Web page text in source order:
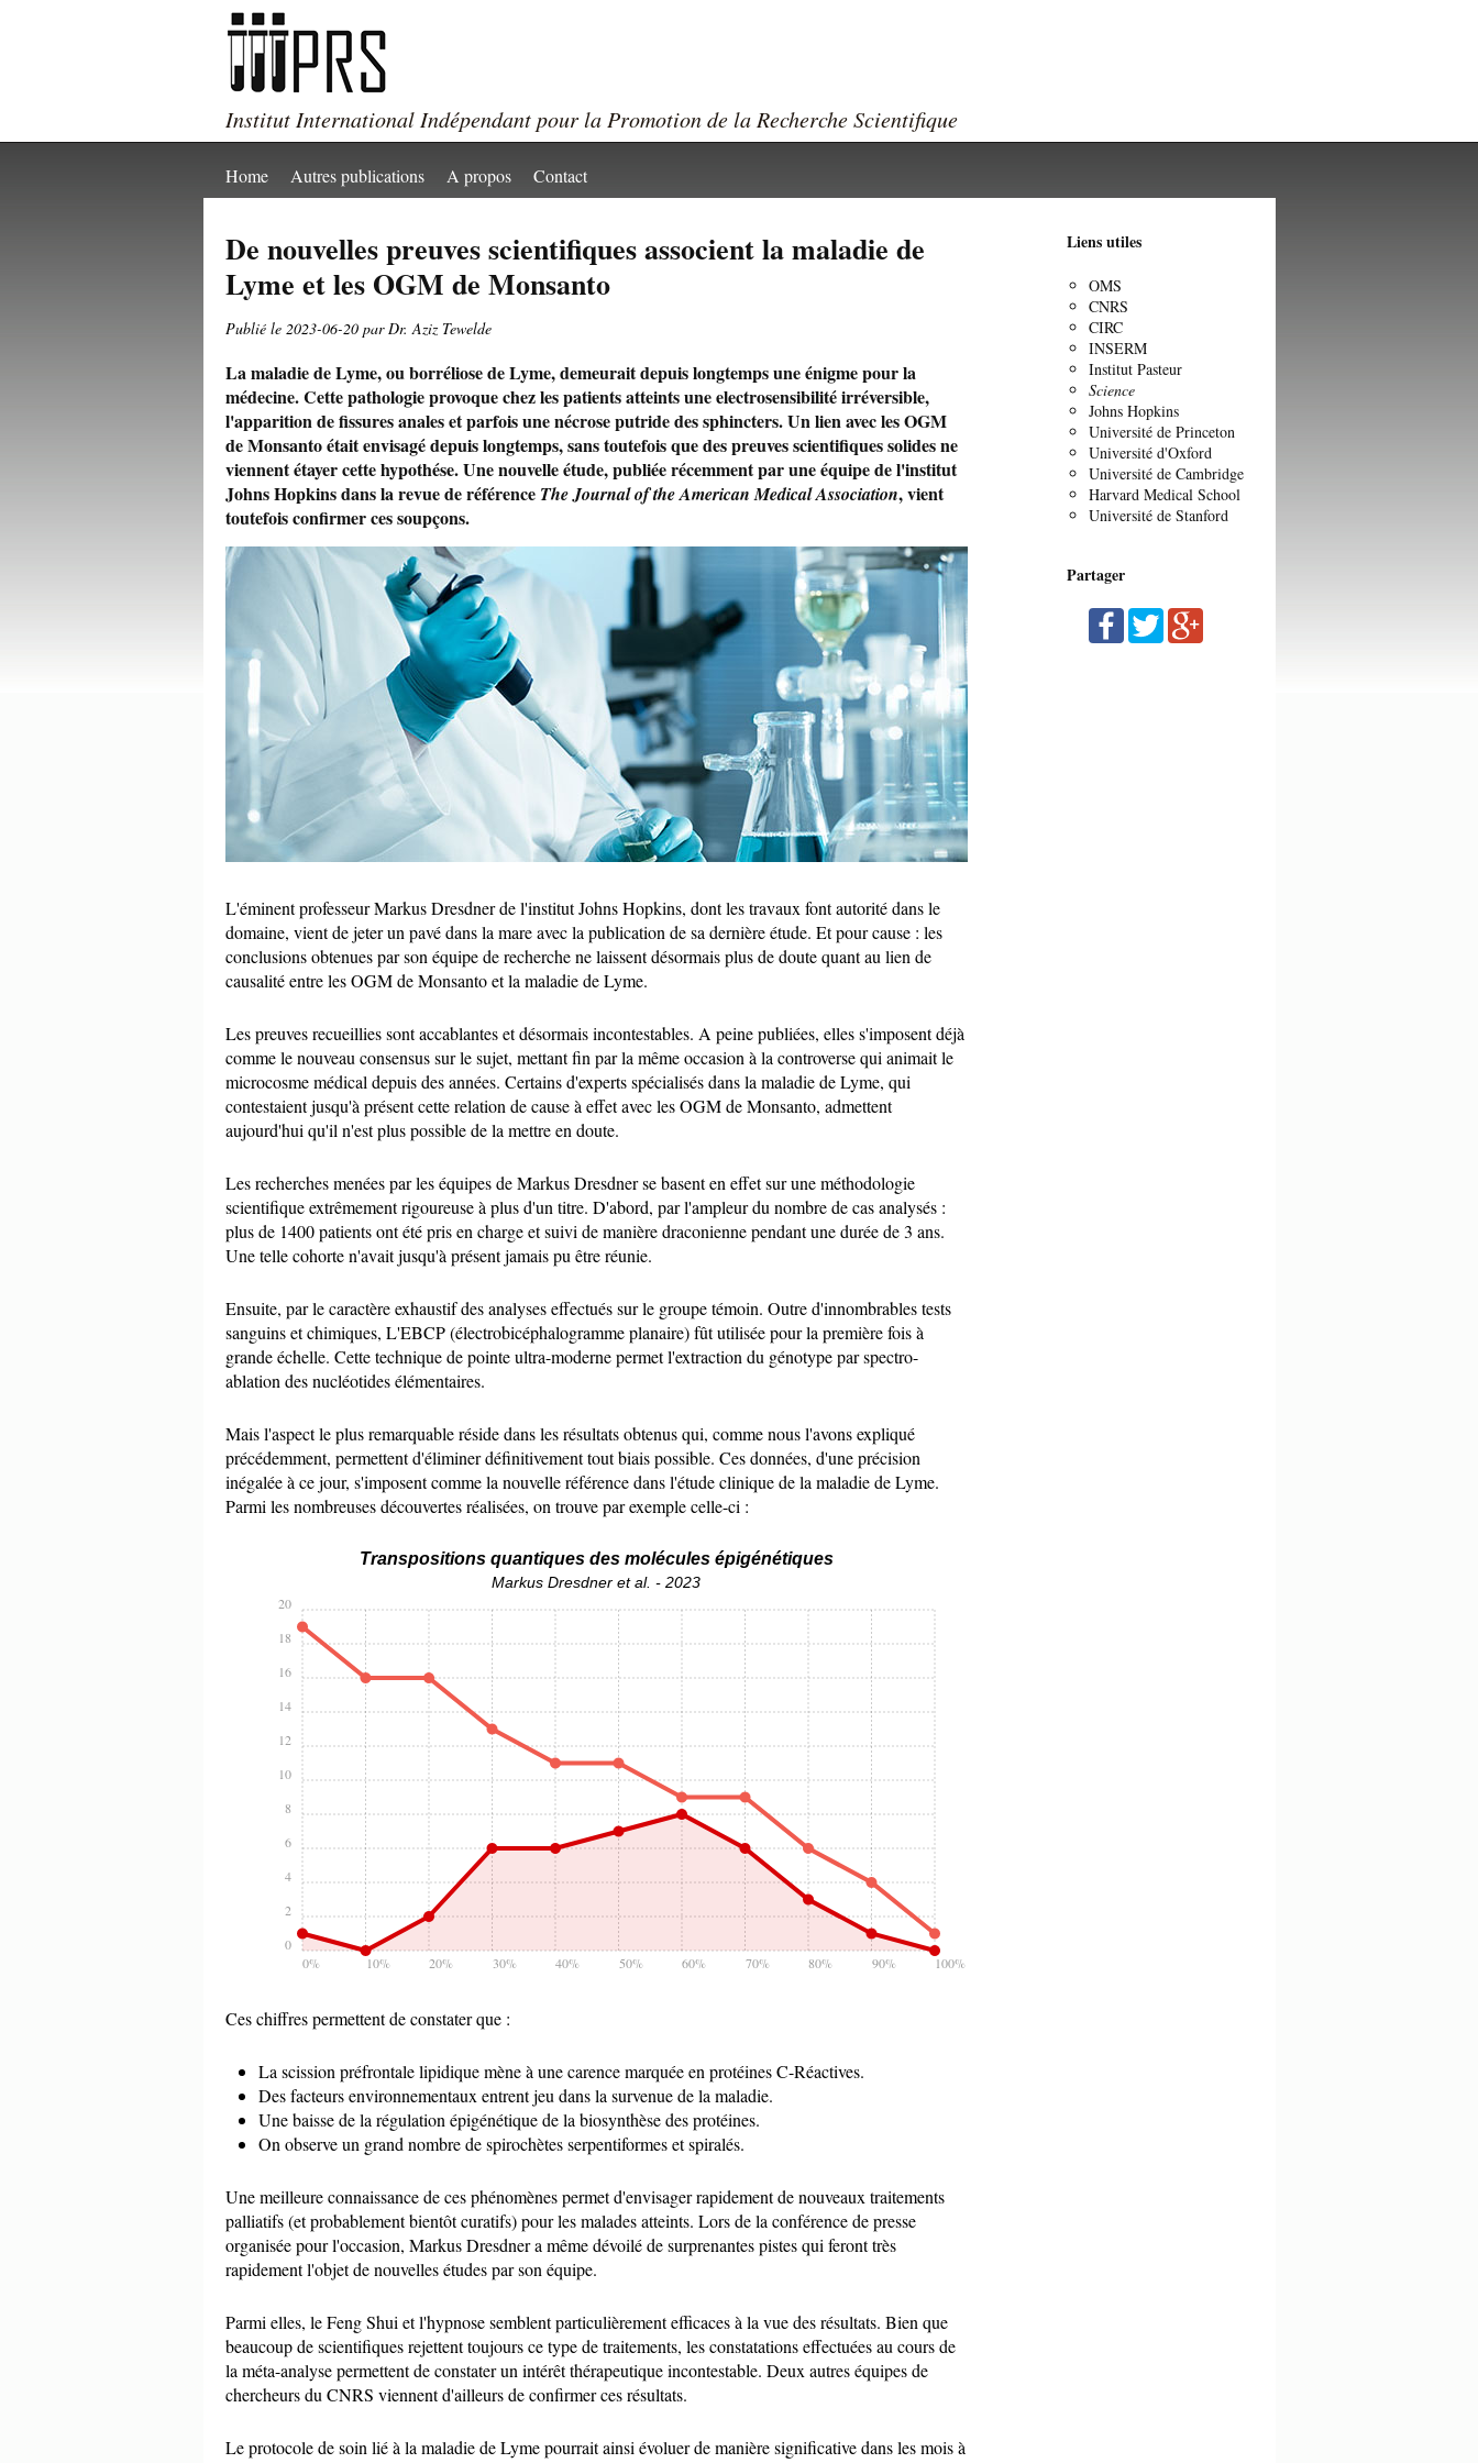
Institut International Indépendant pour la Promotion de la Recherche Scientifique
Home Autres publications A propos Contact
De nouvelles preuves scientifiques associent la maladie de
Lyme et les OGM de Monsanto
Publié le 2023-06-20 par Dr. Aziz Tewelde
La maladie de Lyme, ou borréliose de Lyme, demeurait depuis longtemps une énigme pour la
médecine. Cette pathologie provoque chez les patients atteints une electrosensibilité irréversible,
l'apparition de fissures anales et parfois une nécrose putride des sphincters. Un lien avec les OGM
de Monsanto était envisagé depuis longtemps, sans toutefois que des preuves scientifiques solides ne
viennent étayer cette hypothése. Une nouvelle étude, publiée récemment par une équipe de l'institut
Johns Hopkins dans la revue de référence The Journal of the American Medical Association, vient
toutefois confirmer ces soupçons.
L'éminent professeur Markus Dresdner de l'institut Johns Hopkins, dont les travaux font autorité dans le
domaine, vient de jeter un pavé dans la mare avec la publication de sa dernière étude. Et pour cause : les
conclusions obtenues par son équipe de recherche ne laissent désormais plus de doute quant au lien de
causalité entre les OGM de Monsanto et la maladie de Lyme.
Les preuves recueillies sont accablantes et désormais incontestables. A peine publiées, elles s'imposent déjà
comme le nouveau consensus sur le sujet, mettant fin par la même occasion à la controverse qui animait le
microcosme médical depuis des années. Certains d'experts spécialisés dans la maladie de Lyme, qui
contestaient jusqu'à présent cette relation de cause à effet avec les OGM de Monsanto, admettent
aujourd'hui qu'il n'est plus possible de la mettre en doute.
Les recherches menées par les équipes de Markus Dresdner se basent en effet sur une méthodologie
scientifique extrêmement rigoureuse à plus d'un titre. D'abord, par l'ampleur du nombre de cas analysés :
plus de 1400 patients ont été pris en charge et suivi de manière draconienne pendant une durée de 3 ans.
Une telle cohorte n'avait jusqu'à présent jamais pu être réunie.
Ensuite, par le caractère exhaustif des analyses effectués sur le groupe témoin. Outre d'innombrables tests
sanguins et chimiques, L'EBCP (électrobicéphalogramme planaire) fût utilisée pour la première fois à
grande échelle. Cette technique de pointe ultra-moderne permet l'extraction du génotype par spectro-
ablation des nucléotides élémentaires.
Mais l'aspect le plus remarquable réside dans les résultats obtenus qui, comme nous l'avons expliqué
précédemment, permettent d'éliminer définitivement tout biais possible. Ces données, d'une précision
inégalée à ce jour, s'imposent comme la nouvelle référence dans l'étude clinique de la maladie de Lyme.
Parmi les nombreuses découvertes réalisées, on trouve par exemple celle-ci :
Transpositions quantiques des molécules épigénétiques
Markus Dresdner et al. - 2023
0% 10% 20% 30% 40% 50% 60% 70% 80% 90% 100%
0
2
4
6
8
10
12
14
16
18
20
Ces chiffres permettent de constater que :
La scission préfrontale lipidique mène à une carence marquée en protéines C-Réactives.
Des facteurs environnementaux entrent jeu dans la survenue de la maladie.
Une baisse de la régulation épigénétique de la biosynthèse des protéines.
On observe un grand nombre de spirochètes serpentiformes et spiralés.
Une meilleure connaissance de ces phénomènes permet d'envisager rapidement de nouveaux traitements
palliatifs (et probablement bientôt curatifs) pour les malades atteints. Lors de la conférence de presse
organisée pour l'occasion, Markus Dresdner a même dévoilé de surprenantes pistes qui feront très
rapidement l'objet de nouvelles études par son équipe.
Parmi elles, le Feng Shui et l'hypnose semblent particulièrement efficaces à la vue des résultats. Bien que
beaucoup de scientifiques rejettent toujours ce type de traitements, les constatations effectuées au cours de
la méta-analyse permettent de constater un intérêt thérapeutique incontestable. Deux autres équipes de
chercheurs du CNRS viennent d'ailleurs de confirmer ces résultats.
Le protocole de soin lié à la maladie de Lyme pourrait ainsi évoluer de manière significative dans les mois à
Liens utiles
OMS
CNRS
CIRC
INSERM
Institut Pasteur
Science
Johns Hopkins
Université de Princeton
Université d'Oxford
Université de Cambridge
Harvard Medical School
Université de Stanford
Partager